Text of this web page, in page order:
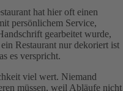
hat hier oft einen
persönlichem Service,
gearbeitet wurde,
Restaurant nur dekoriert ist
es verspricht.
viel wert. Niemand
müssen, weil Abläufe nicht